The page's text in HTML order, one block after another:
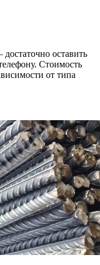
оставить
Стоимость
от типа